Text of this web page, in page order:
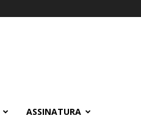
ASSINATURA